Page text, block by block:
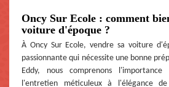
Oncy Sur Ecole : comment
voiture d'époque ?
À Oncy Sur Ecole, vendre sa voiture
passionnante qui nécessite une bonne
Eddy, nous comprenons
l'entretien méticuleux à l'élégance